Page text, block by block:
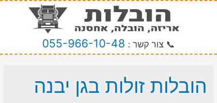
📞 צור קשר : 055-966-10-48
הובלות זולות בגן יבנה